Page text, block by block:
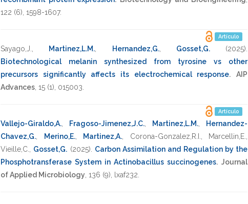
122 (6), 1598-1607.
Artículo
Sayago,J. Martinez,L.M. Hernandez,G., Gosset,G. (2025)
Biotechnological melanin synthesized from tyrosine vs other
precursors significantly affects its electrochemical response.
AIP
Advances 15 (1), 015003
Artículo
Vallejo-Giraldo,A. Fragoso-Jimenez,J.C. Martinez,L.M.
Hernandez-
Chavez,G.
Merino,E., Martinez,A. Corona-Gonzalez,R.I. Marcellin,E.
Vieille,C.
Gosset,G. (2025)
Carbon Assimilation and Regulation by the
Phosphotransferase System in Actinobacillus succinogenes. Journal
of Applied Microbiology 136 (9), lxaf232